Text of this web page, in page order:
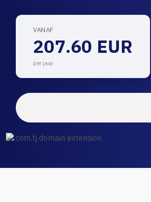
VANAF
207.60 EUR
per jaar